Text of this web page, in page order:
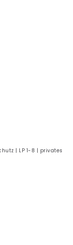
| LP 1-8 | privates